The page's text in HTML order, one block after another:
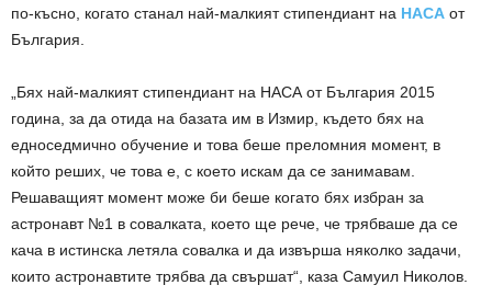
по-късно, когато станал най-малкият стипендиант на НАСА от
България.
„Бях най-малкият стипендиант на НАСА от България 2015
година, за да отида на базата им в Измир, където бях на
едноседмично обучение и това беше преломния момент, в
който реших, че това е, с което искам да се занимавам.
Решаващият момент може би беше когато бях избран за
астронавт №1 в совалката, което ще рече, че трябваше да се
кача в истинска летяла совалка и да извърша няколко задачи,
които астронавтите трябва да свършат“, каза Самуил Николов.